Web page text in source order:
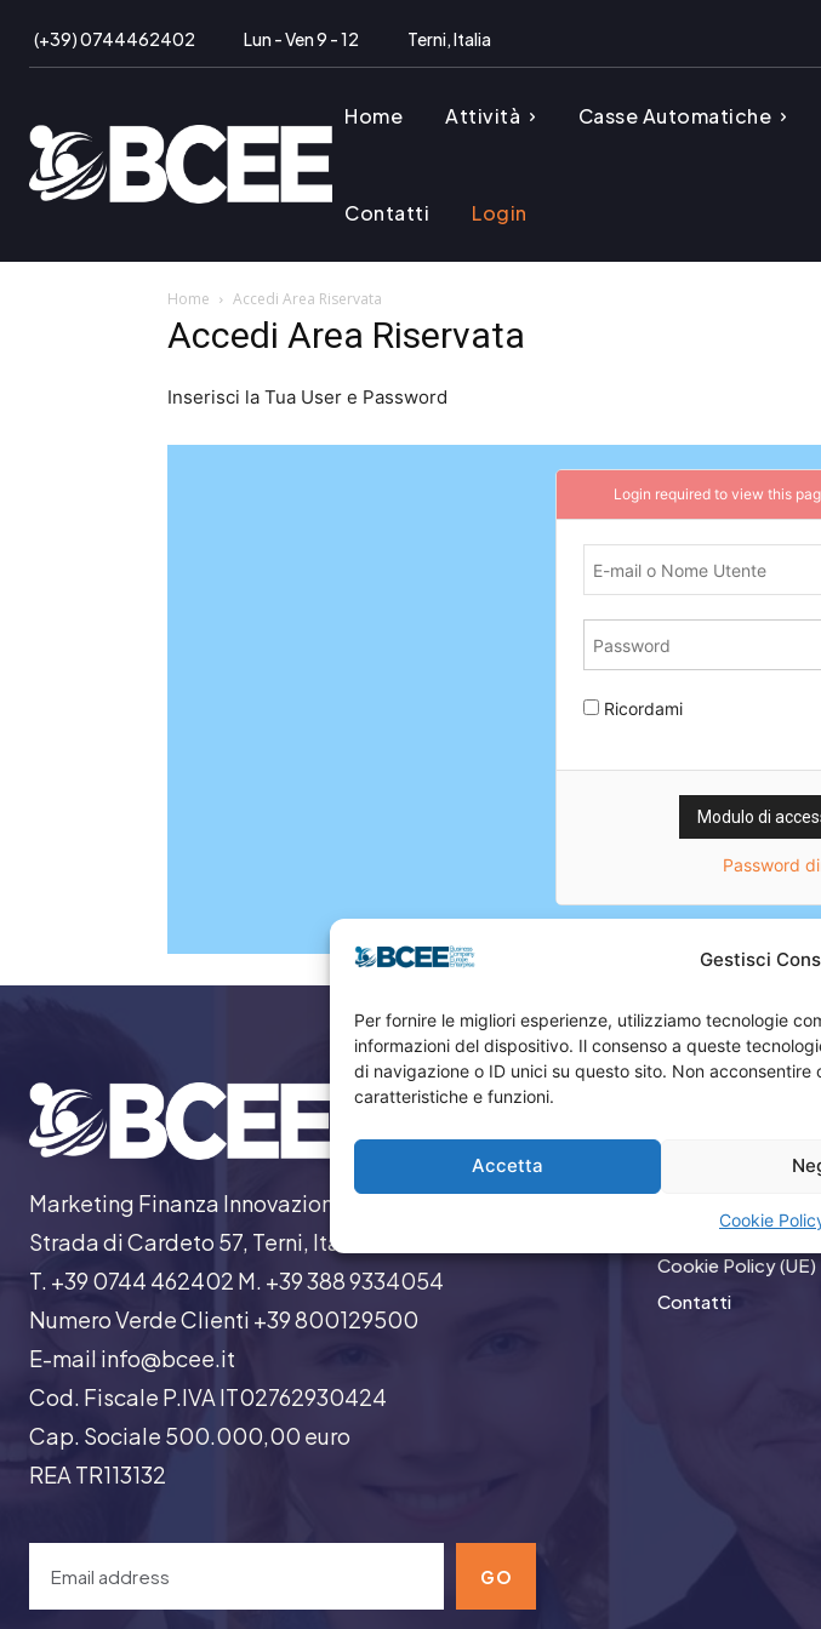
Gestisci
Per fornire le migliori esperienze, utilizziamo tecnologie
informazioni del dispositivo. Il consenso a queste
di navigazione o ID unici su questo sito. Non
caratteristiche e funzioni.
Accetta
Cookie
(+39) 0744462402 Lun - Ven 9 - 12 Terni, Italia
Home Attività Casse Automatiche
Contatti Login
Home Accedi Area Riservata
Accedi Area Riservata
Inserisci la Tua User e Password
Login required to view this
Ricordami
Password
Marketing Finanza Innovazione
Strada di Cardeto 57, Terni, Italia
T. +39 0744 462402 M. +39 388 9334054
Numero Verde Clienti +39 800129500
E-mail info@bcee.it
Cod. Fiscale P.IVA IT02762930424
Cap. Sociale 500.000,00 euro
REA TR113132
GO
Termini Utilizzo
Iscrizione
Cookie Policy (UE)
Contatti